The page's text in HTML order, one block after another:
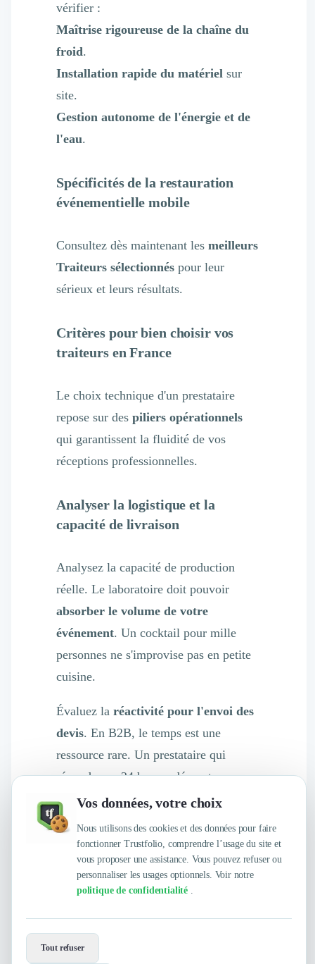
Vos données, votre choix
Nous utilisons des cookies et des données pour faire
fonctionner Trustfolio, comprendre l’usage du site et
vous proposer une assistance. Vous pouvez refuser ou
personnaliser les usages optionnels. Voir notre
politique de confidentialité .
Tout refuser
vérifier :
Maîtrise rigoureuse de la chaîne du
froid.
Installation rapide du matériel sur
site.
Gestion autonome de l'énergie et de
l'eau.
Spécificités de la restauration
événementielle mobile
Consultez dès maintenant les meilleurs
Traiteurs sélectionnés pour leur
sérieux et leurs résultats.
Critères pour bien choisir vos
traiteurs en France
Le choix technique d'un prestataire
repose sur des piliers opérationnels
qui garantissent la fluidité de vos
réceptions professionnelles.
Analyser la logistique et la
capacité de livraison
Analysez la capacité de production
réelle. Le laboratoire doit pouvoir
absorber le volume de votre
événement. Un cocktail pour mille
personnes ne s'improvise pas en petite
cuisine.
Évaluez la réactivité pour l'envoi des
devis. En B2B, le temps est une
ressource rare. Un prestataire qui
répond sous 24 heures démontre une
organisation solide et un respect du
client.
Pour sécuriser vos flux, collaborez avec
experts en logistique
événementielle
assurent unecoordination parfaite
entre la préparation en cuisine et le